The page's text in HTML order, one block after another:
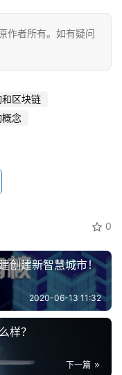
作者所有。如有疑问
区块链
念
0
创建新智慧城市！
2020-06-13 11:32
样？
下一篇